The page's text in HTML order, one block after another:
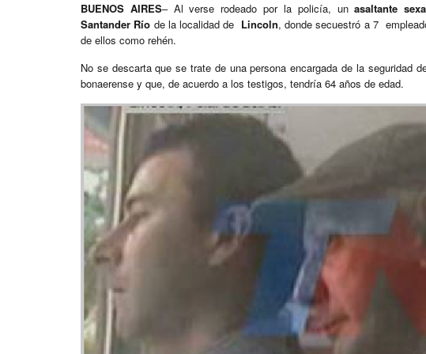
BUENOS AIRES– Al verse rodeado por la policía, unasaltante
Santander Río de la localidad de Lincoln, donde secuestró a 7
de ellos como rehén.
No se descarta que se trate de una persona encargada de la seguridad
bonaerense y que, de acuerdo a los testigos, tendría 64 años de edad.